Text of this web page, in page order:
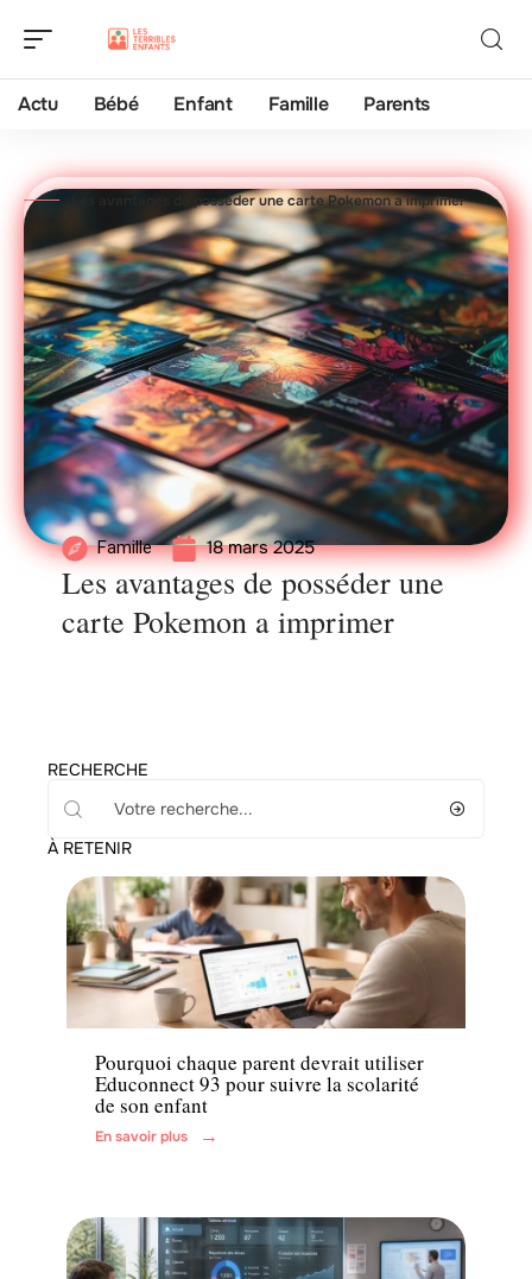
Actu Bébé Enfant Famille Parents
Les avantages de posséder une carte Pokemon a imprimer
Famille 18 mars 2025
Les avantages de posséder une
carte Pokemon a imprimer
RECHERCHE
À RETENIR
Pourquoi chaque parent devrait utiliser
Educonnect 93 pour suivre la scolarité
de son enfant
En savoir plus